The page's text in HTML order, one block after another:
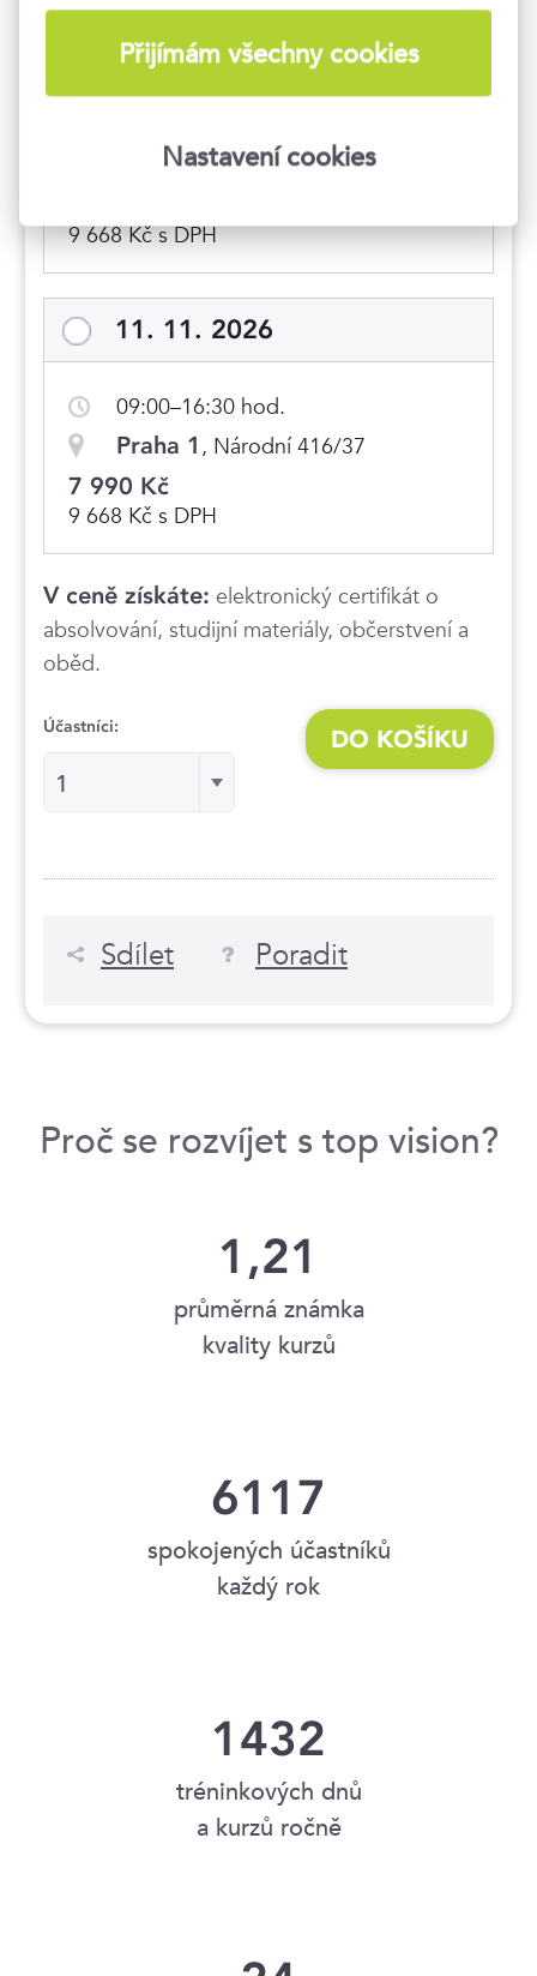
9. 9. 2026
Praha 1, Národní 416/37
9 668 Kč s DPH
11. 11. 2026
09:00–16:30 hod.
Praha 1 , Národní 416/37
7 990 Kč
9 668 Kč s DPH
V ceně získáte: elektronický certifikát o
absolvování, studijní materiály, občerstvení a
oběd.
Účastníci:
1
DO KOŠÍKU
Sdílet Poradit
Proč se rozvíjet s top vision?
1,21
průměrná známka
kvality kurzů
6117
spokojených účastníků
každý rok
1432
tréninkových dnů
a kurzů ročně
Přijímám všechny cookies
Nastavení cookies